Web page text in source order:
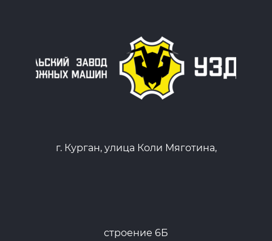
г. Курган, улица Коли Мяготина,
строение 6Б